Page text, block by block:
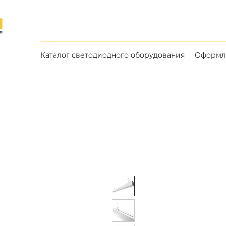
Каталог светодиодного оборудования